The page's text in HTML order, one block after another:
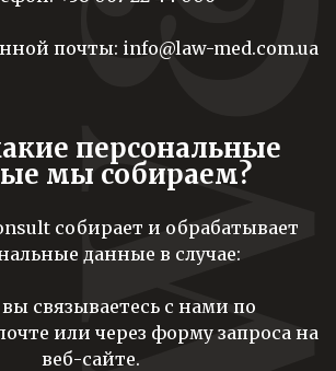
почты: info@law-med.com.ua
персональные
мы собираем?
собирает и обрабатывает
данные в случае:
вы связываетесь с нами по
или через форму запроса на
веб-сайте.